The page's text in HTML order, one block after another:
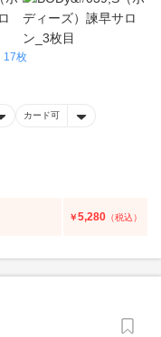
17枚
カード可
￥5,280 （税込）